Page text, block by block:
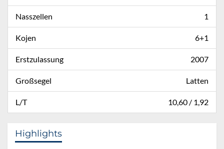
Nasszellen 1
Kojen 6+1
Erstzulassung 2007
Großsegel Latten
L/T 10,60 / 1,92
Highlights